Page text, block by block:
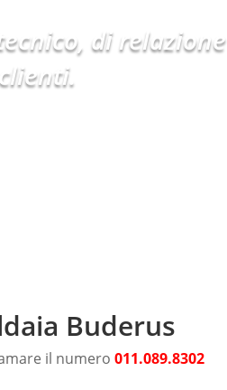
di relazione
Buderus
il numero011.089.8302